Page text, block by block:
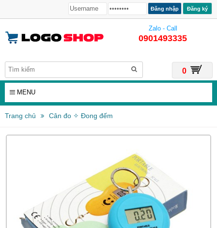
Đăng ký
Zalo - Call
0901493335
0
MENU
Trang chủ Cân đo ✧ Đong đếm